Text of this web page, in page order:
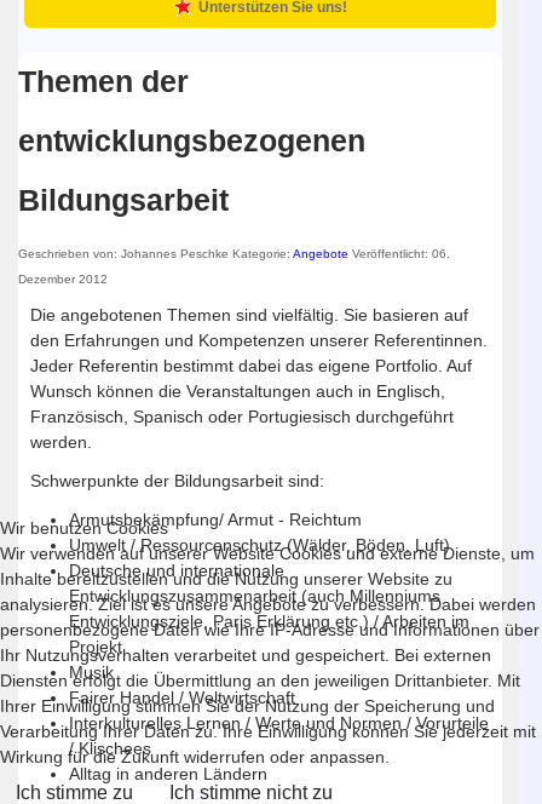
Unterstützen Sie uns!
Themen der
entwicklungsbezogenen
Bildungsarbeit
Geschrieben von: Johannes Peschke Kategorie: Angebote Veröffentlicht: 06.
Dezember 2012
Die angebotenen Themen sind vielfältig. Sie basieren auf
den Erfahrungen und Kompetenzen unserer Referentinnen.
Jeder Referentin bestimmt dabei das eigene Portfolio. Auf
Wunsch können die Veranstaltungen auch in Englisch,
Französisch, Spanisch oder Portugiesisch durchgeführt
werden.
Schwerpunkte der Bildungsarbeit sind:
Armutsbekämpfung/ Armut - Reichtum
Umwelt / Ressourcenschutz (Wälder, Böden, Luft)
Deutsche und internationale
Entwicklungszusammenarbeit (auch Millenniums
Entwicklungsziele, Paris Erklärung etc.) / Arbeiten im
Projekt
Musik
Fairer Handel / Weltwirtschaft
Interkulturelles Lernen / Werte und Normen / Vorurteile
/ Klischees
Alltag in anderen Ländern
Wir benutzen Cookies
Wir verwenden auf unserer Website Cookies und externe Dienste, um
Inhalte bereitzustellen und die Nutzung unserer Website zu
analysieren. Ziel ist es unsere Angebote zu verbessern. Dabei werden
personenbezogene Daten wie Ihre IP-Adresse und Informationen über
Ihr Nutzungsverhalten verarbeitet und gespeichert. Bei externen
Diensten erfolgt die Übermittlung an den jeweiligen Drittanbieter. Mit
Ihrer Einwilligung stimmen Sie der Nutzung der Speicherung und
Verarbeitung Ihrer Daten zu. Ihre Einwilligung können Sie jederzeit mit
Wirkung für die Zukunft widerrufen oder anpassen.
Ich stimme zu Ich stimme nicht zu